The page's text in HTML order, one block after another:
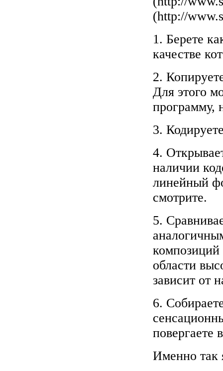
(http://
1. Берете
качестве
2.
Для этого
программу,
3.
4.
наличии
линейный
смотрите.
5.
композиций
области
зависит от
6.
повергаете
Именно так